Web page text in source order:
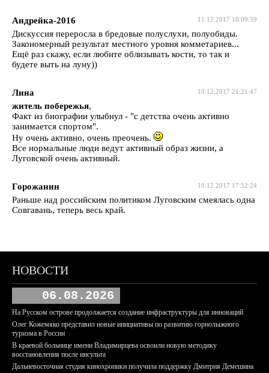
11.12.2017 10:09:59
Андрейка-2016
Дискуссия переросла в бредовые полуслухи, полуобиды.
Закономерный результат местного уровня комметариев...
Ещё раз скажу, если любите облизывать кости, то так и
будете выть на луну))
10.12.2017 21:21:47
Лина
житель побережья,
Факт из биографии улыбнул - "с детства очень активно
занимается спортом".
Ну очень активно, очень преочень.
Все нормальные люди ведут активный образ жизни, а
Луговской очень активный.
10.12.2017 17:52:24
Горожанин
Раньше над российским политиком Луговским смеялась одна
Совгавань, теперь весь край.
НОВОСТИ
06.08.2026
На Русском острове продолжается создание инфраструктуры для инноваций
Олег Кожемяко представил новые инициативы по развитию горнолыжного
туризма в России
В краевой больнице имени Владимирцева освоили новую методику
восстановления после инсульта
Дальневосточная студия кинохроники получила поддержку Дмитрия Демешина